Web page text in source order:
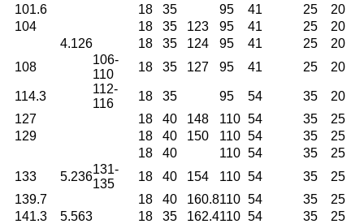
101.6
18 35 95 41 25
20
104
18 35 123 95 41 25
20
4.126
18 35 124 95 41 25
20
108
106-
110
18 35 127 95 41 25 20
114.3
112-
116
18 35 95 54 35
20
127
18 40 148 110 54 35
25
129
18 40 150 110 54 35
25
18
40 110 54 35
25
133
5.236
131-
135
18 40 154 110 54 35
25
139.7
18 40 160.8110 54 35
25
141.3
5.563 18 35 162.4110 54 35
25